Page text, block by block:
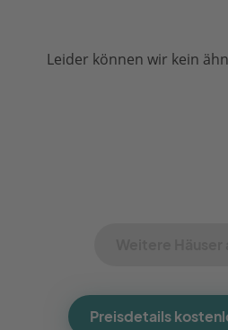
Leider können wir kein
Preisdetails